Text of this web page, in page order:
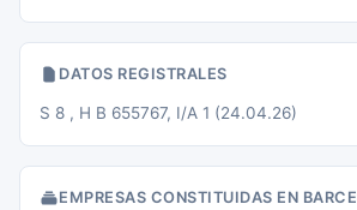
DATOS REGISTRALES
S 8 , H B 655767, I/A 1 (24.04.26)
EMPRESAS CONSTITUIDAS EN